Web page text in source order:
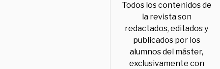
Todos los contenidos de
la revista son
redactados, editados y
publicados por los
alumnos del máster,
exclusivamente con